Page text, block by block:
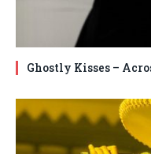
Ghostly Kisses –